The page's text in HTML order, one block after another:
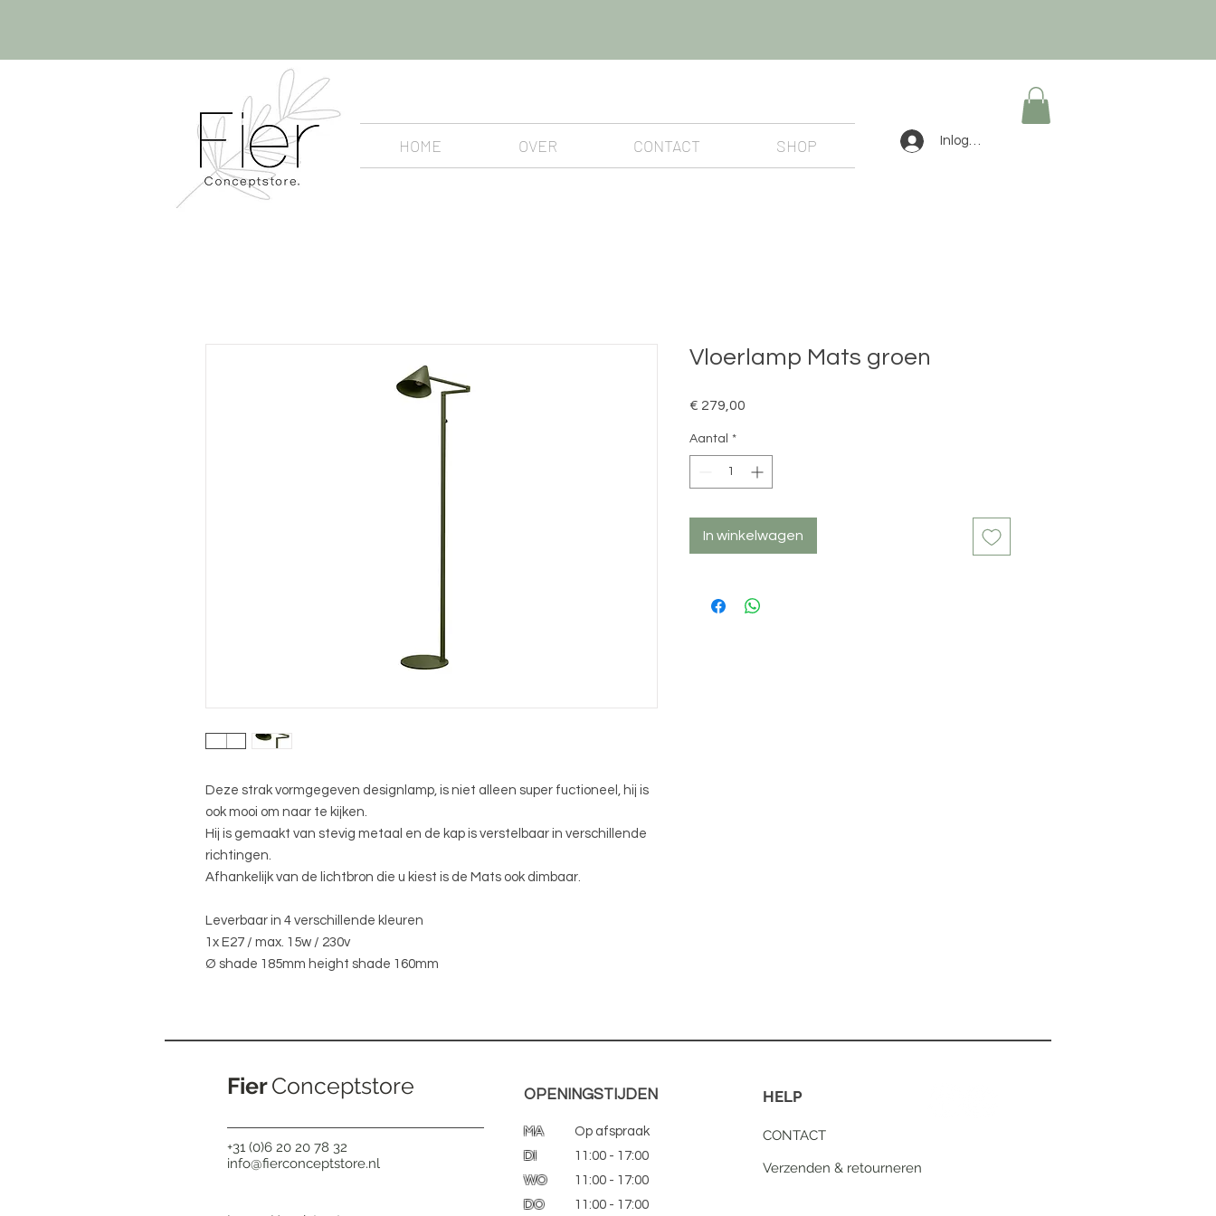
HOME OVER CONTACT SHOP Inloggen
Deze strak vormgegeven designlamp, is niet alleen super fuctioneel, hij is
ook mooi om naar te kijken.
Hij is gemaakt van stevig metaal en de kap is verstelbaar in verschillende
richtingen.
Afhankelijk van de lichtbron die u kiest is de Mats ook dimbaar.
Leverbaar in 4 verschillende kleuren
1x E27 / max. 15w / 230v
Ø shade 185mm height shade 160mm
Vloerlamp Mats groen
€ 279,00
Aantal *
In winkelwagen
FierConceptstore
+31 (0)6 20 20 78 32
info@fierconceptstore.nl
HELP
CONTACT
Verzenden & retourneren
OPENINGSTIJDEN
MA
DI
WO
DO
Op afspraak
11:00 - 17:00
11:00 - 17:00
11:00 - 17:00